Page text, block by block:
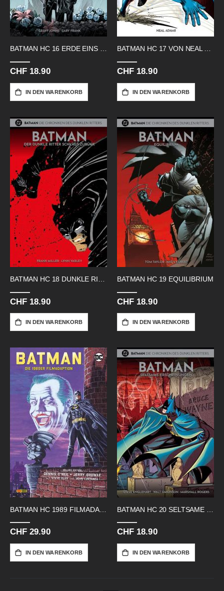
CHF 18.90
IN DEN WARENKORB
CHF 18.90
IN DEN WARENKORB
CHF 18.90
IN DEN WARENKORB
BATMAN HC 19 EQUILIBRIUM
CHF 18.90
IN DEN WARENKORB
BATMAN HC 1989 FILMADAPTION DELUXE
CHF 29.90
IN DEN WARENKORB
CHF 18.90
IN DEN WARENKORB